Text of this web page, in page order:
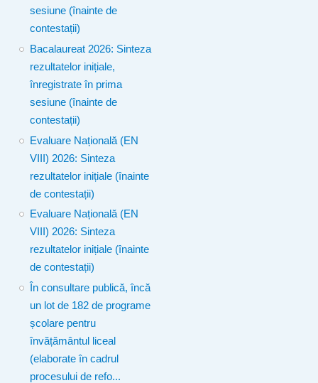
sesiune (înainte de
contestații)
Bacalaureat 2026: Sinteza
rezultatelor inițiale,
înregistrate în prima
sesiune (înainte de
contestații)
Evaluare Națională (EN
VIII) 2026: Sinteza
rezultatelor inițiale (înainte
de contestații)
Evaluare Națională (EN
VIII) 2026: Sinteza
rezultatelor inițiale (înainte
de contestații)
În consultare publică, încă
un lot de 182 de programe
școlare pentru
învățământul liceal
(elaborate în cadrul
procesului de refo...